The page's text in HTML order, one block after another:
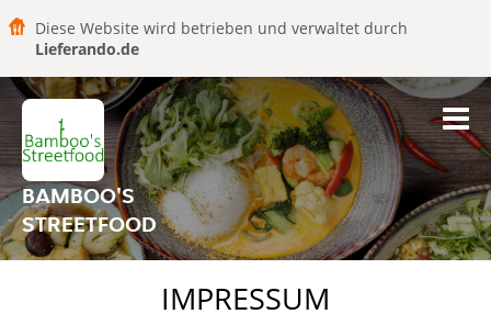
Diese Website wird betrieben und verwaltet durch
Lieferando.de
BAMBOO'S
STREETFOOD
IMPRESSUM